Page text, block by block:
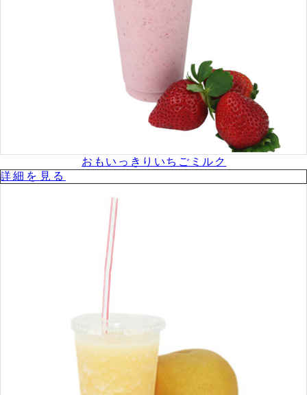
おもいっきりいちごミルク
詳細を⾒る